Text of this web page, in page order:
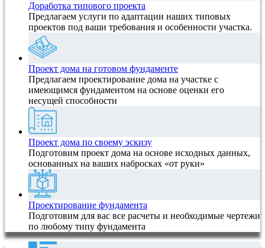
Доработка типового проекта
Предлагаем услуги по адаптации наших типовых
проектов под ваши требования и особенности участка.
Проект дома на готовом фундаменте
Предлагаем проектирование дома на участке с
имеющимся фундаментом на основе оценки его
несущей способности
Проект дома по своему эскизу
Подготовим проект дома на основе исходных данных,
основанных на ваших набросках «от руки»
Проектирование фундамента
Подготовим для вас все расчеты и необходимые чертежи
по любому типу фундамента